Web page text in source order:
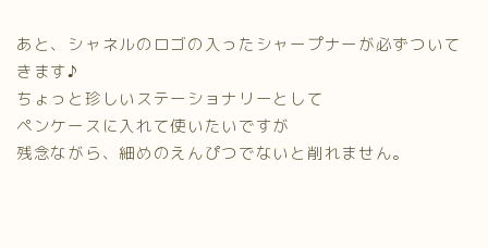
あと、シャネルのロゴの入ったシャープナーが必ずついて
きます♪
ちょっと珍しいステーショナリーとして
ペンケースに入れて使いたいですが
残念ながら、細めのえんぴつでないと削れません。